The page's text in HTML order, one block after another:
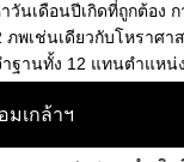
าวันเดือนปีเกิดที่ถูกต้อง
ภพเช่นเดียวกับโหราศา
ำฐานทั้ง 12 แทนตำแหน่
มเกล้าฯ